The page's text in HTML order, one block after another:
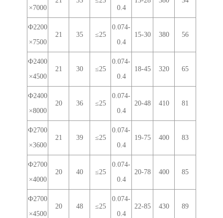
×7000
0.4
Ф2200
×7500
21 35 ≤25
0.074-
0.4
15-30 380 56
Ф2400
×4500
21 30 ≤25
0.074-
0.4
18-45 320 65
Ф2400
×8000
20 36 ≤25
0.074-
0.4
20-48 410 81
Ф2700
×3600
21 39 ≤25
0.074-
0.4
19-75 400 83
Ф2700
×4000
20 40 ≤25
0.074-
0.4
20-78 400 85
Ф2700
×4500
20 48 ≤25
0.074-
0.4
22-85 430 89